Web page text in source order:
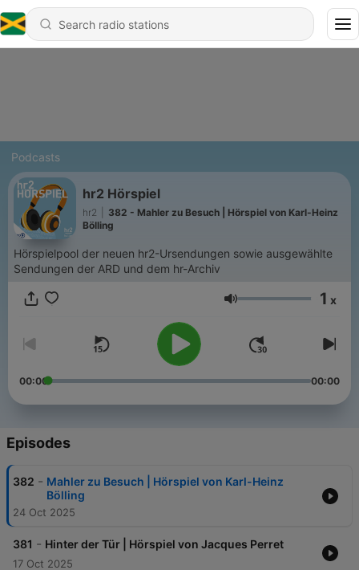
Podcasts
hr2 Hörspiel
hr2
382 - Mahler zu Besuch | Hörspiel von Karl-Heinz
Bölling
Hörspielpool der neuen hr2-Ursendungen sowie ausgewählte
Sendungen der ARD und dem hr-Archiv
Volume 1 x
00:00 00:00
Episodes
382 - Mahler zu Besuch | Hörspiel von Karl-Heinz
Bölling
24 Oct 2025
381 - Hinter der Tür | Hörspiel von Jacques Perret
17 Oct 2025